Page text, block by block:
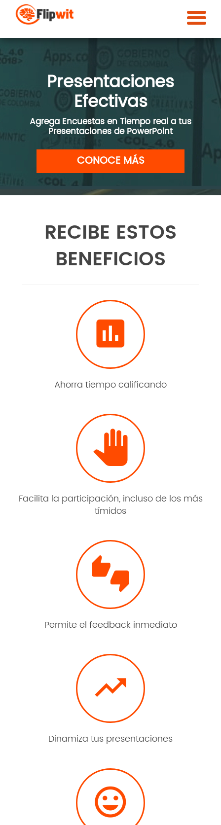
Presentaciones
Efectivas
Agrega Encuestas en Tiempo real a tus
Presentaciones de PowerPoint
CONOCE MÁS
RECIBE ESTOS
BENEFICIOS

Ahorra tiempo calificando

Facilita la participación, incluso de los más
tímidos

Permite el feedback inmediato

Dinamiza tus presentaciones
